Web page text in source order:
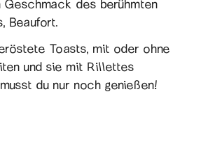
des berühmten
Beaufort.
Toasts, mit oder ohne
und sie mit Rillettes
du nur noch genießen!